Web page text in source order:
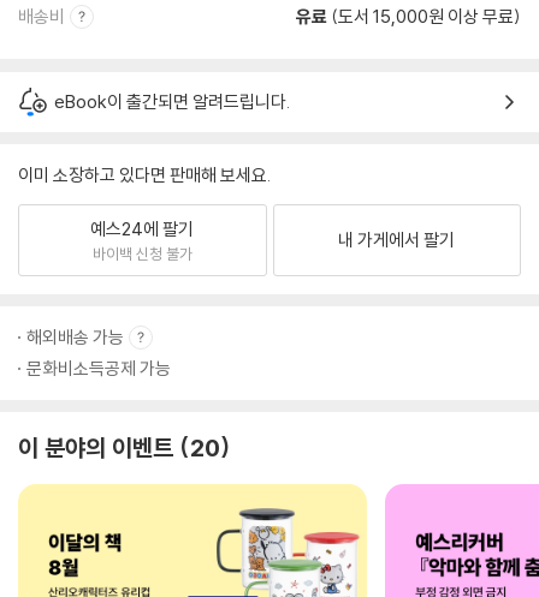
배송비 유료 (도서 15,000원 이상 무료)
eBook이 출간되면 알려드립니다.
이미 소장하고 있다면 판매해 보세요.
예스24에 팔기
바이백 신청 불가
내 가게에서 팔기
해외배송 가능
문화비소득공제 가능
이 분야의 이벤트 20